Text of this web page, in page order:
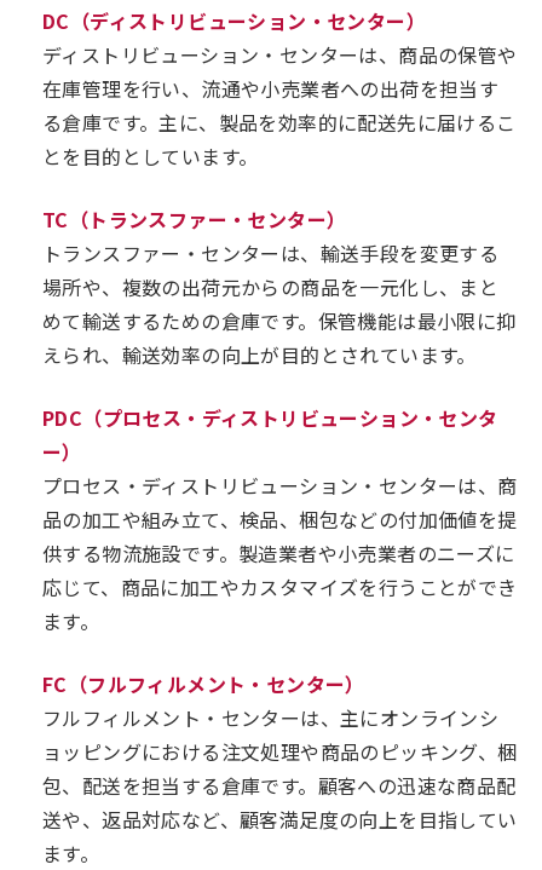
DC（ディストリビューション・センター）
ディストリビューション・センターは、商品の保管や
在庫管理を行い、流通や小売業者への出荷を担当す
る倉庫です。主に、製品を効率的に配送先に届けるこ
とを目的としています。
TC（トランスファー・センター）
トランスファー・センターは、輸送手段を変更する
場所や、複数の出荷元からの商品を一元化し、まと
めて輸送するための倉庫です。保管機能は最小限に抑
えられ、輸送効率の向上が目的とされています。
PDC（プロセス・ディストリビューション・センタ
ー）
プロセス・ディストリビューション・センターは、商
品の加工や組み立て、検品、梱包などの付加価値を提
供する物流施設です。製造業者や小売業者のニーズに
応じて、商品に加工やカスタマイズを行うことができ
ます。
FC（フルフィルメント・センター）
フルフィルメント・センターは、主にオンラインシ
ョッピングにおける注文処理や商品のピッキング、梱
包、配送を担当する倉庫です。顧客への迅速な商品配
送や、返品対応など、顧客満足度の向上を目指してい
ます。